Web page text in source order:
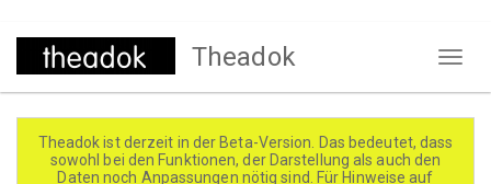
Direkt
Theadok
Theadok ist derzeit in der Beta-Version. Das bedeutet, dass
sowohl bei den Funktionen, der Darstellung als auch den
Daten noch Anpassungen nötig sind. Für Hinweise auf